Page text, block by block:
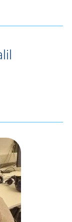
Programm)